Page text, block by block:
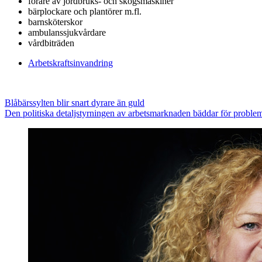
bärplockare och plantörer m.fl.
barnsköterskor
ambulanssjukvårdare
vårdbiträden
Arbetskraftsinvandring
Blåbärssylten blir snart dyrare än guld
Den politiska detaljstyrningen av arbetsmarknaden bäddar för